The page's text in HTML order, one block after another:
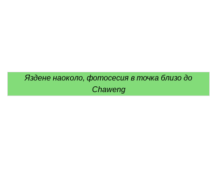
Яздене наоколо, фотосесия в точка близо до
Chaweng